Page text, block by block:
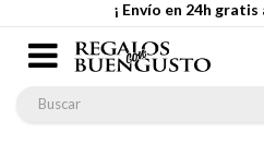
¡ Envío en 24h